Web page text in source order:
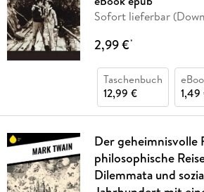
Sofort lieferbar
2,99 €*
Taschenbuch
12,99 €
1,49
Der geheimnisvolle
philosophische
Dilemmata und